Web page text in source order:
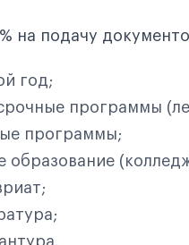
на подачу
год;
программы
программы;
образование